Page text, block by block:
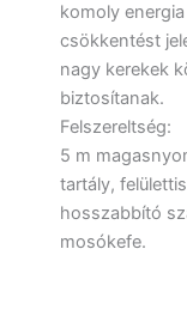
komoly
csökkentést
nagy kerekek
biztosítanak.
Felszereltség:
5 m
tartály,
hosszabbító
mosókefe.